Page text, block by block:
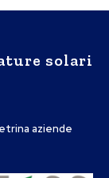
solari
aziende